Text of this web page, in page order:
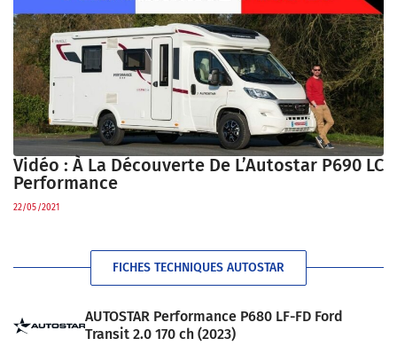
Vidéo : À La Découverte De L’Autostar P690 LC
Performance
22/05/2021
FICHES TECHNIQUES AUTOSTAR
AUTOSTAR Performance P680 LF-FD Ford
Transit 2.0 170 ch (2023)